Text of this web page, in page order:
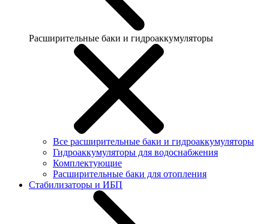
Расширительные баки и гидроаккумуляторы
Все расширительные баки и гидроаккумуляторы
Гидроаккумуляторы для водоснабжения
Комплектующие
Расширительные баки для отопления
Стабилизаторы и ИБП